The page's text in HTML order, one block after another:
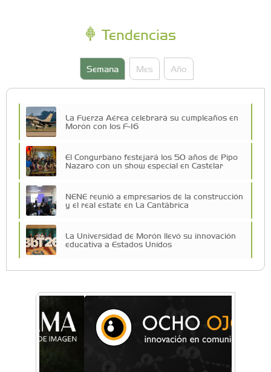
Tendencias
Semana Mes Año
La Fuerza Aérea celebrará su cumpleaños en
Morón con los F-16
El Congurbano festejará los 50 años de Pipo
Nazaro con un show especial en Castelar
NENE reunió a empresarios de la construcción
y el real estate en La Cantábrica
La Universidad de Morón llevó su innovación
educativa a Estados Unidos
La primera vez que Eva Perón voló en avión lo
hizo desde Morón
Mariana Croce: "Hoy las empresas necesitan